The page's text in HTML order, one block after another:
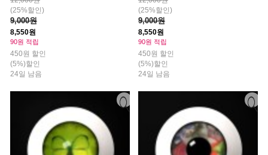
(25%할인)
9,000원
8,550원
90원 적립
450원 할인
(5%)할인
24일 남음
(25%할인)
9,000원
8,550원
90원 적립
450원 할인
(5%)할인
24일 남음